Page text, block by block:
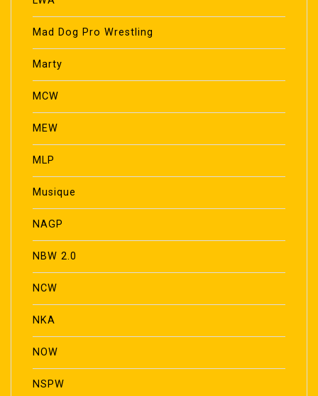
Mad Dog Pro Wrestling
Marty
MCW
MEW
MLP
Musique
NAGP
NBW 2.0
NCW
NKA
NOW
NSPW